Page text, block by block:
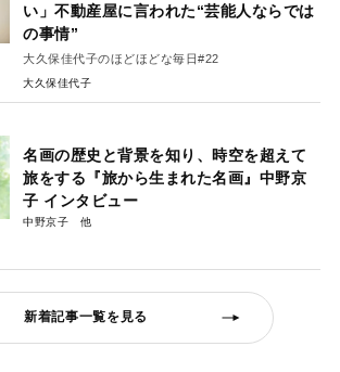
い」不動産屋に言われた“芸能人ならでは
の事情”
大久保佳代子のほどほどな毎日#22
大久保佳代子
名画の歴史と背景を知り、時空を超えて
旅をする『旅から生まれた名画』中野京
子 インタビュー
中野京子
新着記事一覧を見る